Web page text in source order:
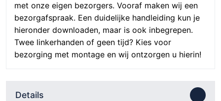
met onze eigen bezorgers. Vooraf maken wij een
bezorgafspraak. Een duidelijke handleiding kun je
hieronder downloaden, maar is ook inbegrepen.
Twee linkerhanden of geen tijd? Kies voor
bezorging met montage en wij ontzorgen u hierin!
Details